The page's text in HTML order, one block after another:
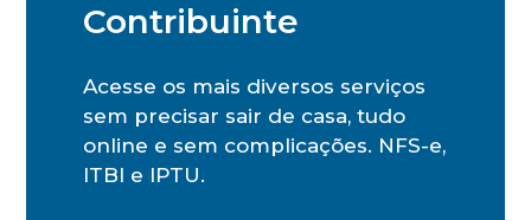
Contribuinte
Acesse os mais diversos serviços
sem precisar sair de casa, tudo
online e sem complicações. NFS-e,
ITBI e IPTU.